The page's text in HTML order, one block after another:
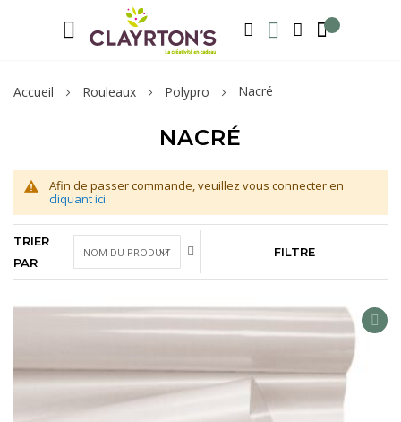
RECHERCHER MA LISTE D'ENVIE MON COMPTE
Accueil Rouleaux Polypro Nacré
NACRÉ
Afin de passer commande, veuillez vous connecter en
cliquant ici
TRIER
PAR
FILTRE
ADD